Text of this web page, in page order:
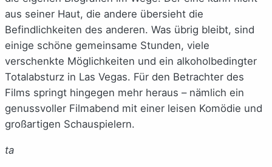
aus seiner Haut, die andere übersieht die
Befindlichkeiten des anderen. Was übrig bleibt, sind
einige schöne gemeinsame Stunden, viele
verschenkte Möglichkeiten und ein alkoholbedingter
Totalabsturz in Las Vegas. Für den Betrachter des
Films springt hingegen mehr heraus – nämlich ein
genussvoller Filmabend mit einer leisen Komödie und
großartigen Schauspielern.
ta